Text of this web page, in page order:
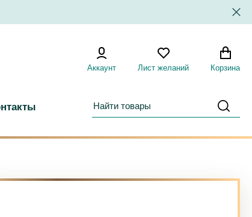
Аккаунт Лист желаний Корзина